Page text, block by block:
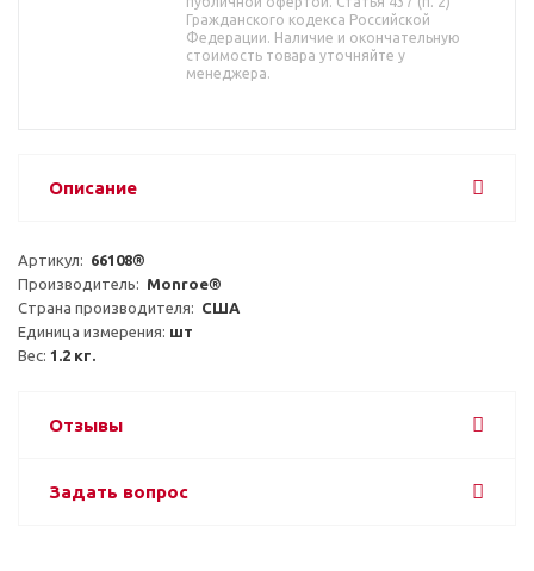
Гражданского кодекса Российской
Федерации. Наличие и окончательную
стоимость товара уточняйте у
менеджера.
Описание
Артикул: 66108®
Производитель: Monroe®
Страна производителя: США
Единица измерения: шт
Вес: 1.2 кг.
Отзывы
Задать вопрос